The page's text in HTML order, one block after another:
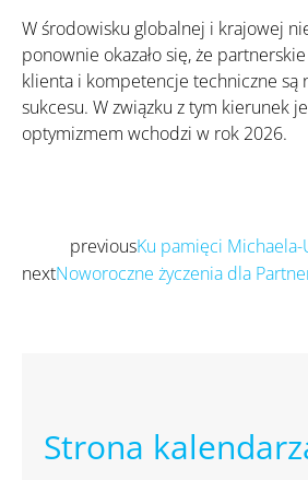
W środowisku globalnej i krajowej
ponownie okazało się, że
klienta i kompetencje techniczne są
sukcesu. W związku z tym kierunek
optymizmem wchodzi w rok 2026.
previousKu pamięci
nextNoworoczne życzenia dla
Strona